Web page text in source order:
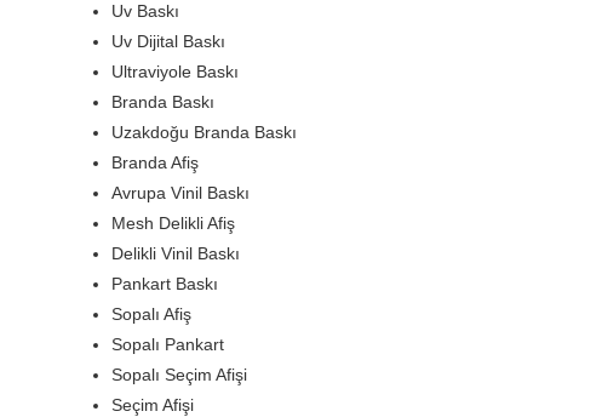
Uv Baskı
Uv Dijital Baskı
Ultraviyole Baskı
Branda Baskı
Uzakdoğu Branda Baskı
Branda Afiş
Avrupa Vinil Baskı
Mesh Delikli Afiş
Delikli Vinil Baskı
Pankart Baskı
Sopalı Afiş
Sopalı Pankart
Sopalı Seçim Afişi
Seçim Afişi